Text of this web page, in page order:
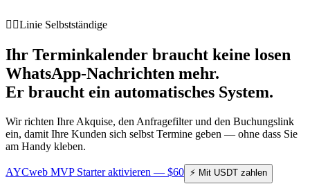
🧑‍⚕️Linie Selbstständige
Ihr Terminkalender braucht keine losen
WhatsApp-Nachrichten mehr.
Er braucht ein automatisches System.
Wir richten Ihre Akquise, den Anfragefilter und den Buchungslink
ein, damit Ihre Kunden sich selbst Termine geben — ohne dass Sie
am Handy kleben.
AYCweb MVP Starter aktivieren — $60 ⚡ Mit USDT zahlen